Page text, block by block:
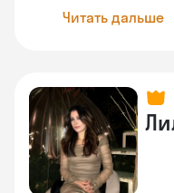
Читать дальше